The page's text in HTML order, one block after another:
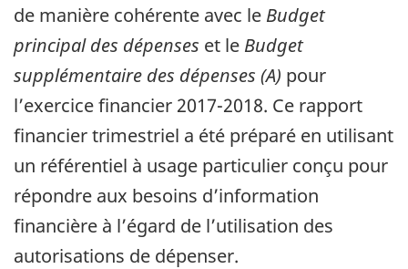
de manière cohérente avec le Budget
principal des dépenses et le Budget
supplémentaire des dépenses (A) pour
l’exercice financier 2017-2018. Ce rapport
financier trimestriel a été préparé en utilisant
un référentiel à usage particulier conçu pour
répondre aux besoins d’information
financière à l’égard de l’utilisation des
autorisations de dépenser.